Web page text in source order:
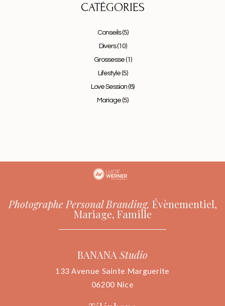
CATÉGORIES
Conseils(5)
Divers(10)
Grossesse(1)
Lifestyle(5)
Love Session (8)
Mariage (5)
Photographe Personal Branding, Évènementiel,
Mariage, Famille
BANANA Studio
133 Avenue Sainte Marguerite
06200 Nice